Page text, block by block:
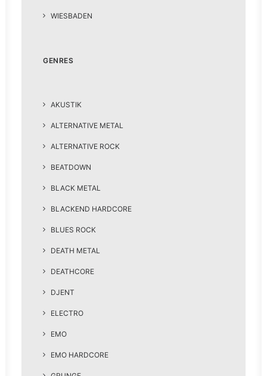
WIESBADEN
GENRES
AKUSTIK
ALTERNATIVE METAL
ALTERNATIVE ROCK
BEATDOWN
BLACK METAL
BLACKEND HARDCORE
BLUES ROCK
DEATH METAL
DEATHCORE
DJENT
ELECTRO
EMO
EMO HARDCORE